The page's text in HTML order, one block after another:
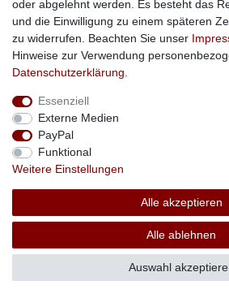
Barrierefreiheitserklärung
Vertrag widerrufen
oder abgelehnt werden. Es besteht das
und die Einwilligung zu einem späteren
zu widerrufen. Beachten Sie unser
Hinweise zur Verwendung
Daten­schutz­erklärung
Essenziell
Externe Medien
PayPal
Funktional
Weitere Einstellungen
Alle akzeptieren
Alle ablehnen
Auswahl